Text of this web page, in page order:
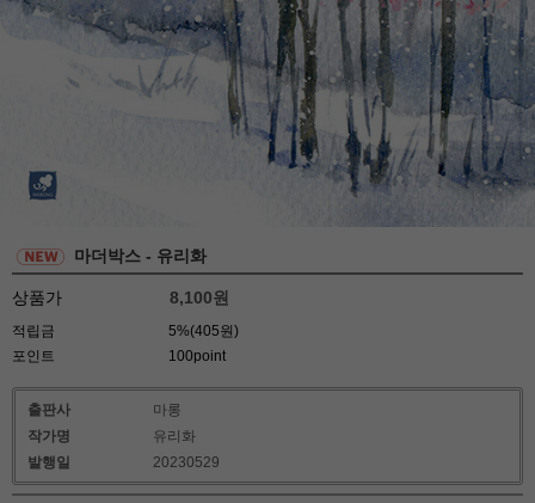
마더박스 - 유리화
상품가 8,100원
적립금
5%(405원)
포인트
100point
출판사
마롱
작가명
유리화
발행일
20230529